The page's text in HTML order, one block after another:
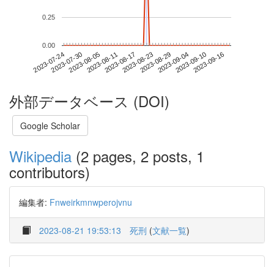
2023-07-242023-07-302023-08-052023-08-112023-08-172023-08-232023-08-292023-09-042023-09-102023-09-16
0.00
0.25
外部データベース (DOI)
Google Scholar
Wikipedia (2 pages, 2 posts, 1
contributors)
編集者: Fnweirkmnwperojvnu
2023-08-21 19:53:13 死刑 (文献一覧)